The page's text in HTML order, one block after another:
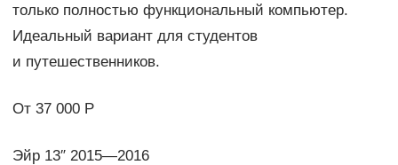
только полностью функциональный компьютер.
Идеальный вариант для студентов
и путешественников.
От 37 000 Р
Эйр 13″ 2015—2016